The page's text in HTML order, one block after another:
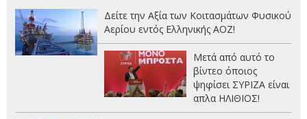
Δείτε την Αξία των Κοιτασμάτων Φυσικού
Αερίου εντός Ελληνικής ΑΟΖ!
Μετά από αυτό το
βίντεο όποιος
ψηφίσει ΣΥΡΙΖΑ είναι
απλα ΗΛΙΘΙΟΣ!